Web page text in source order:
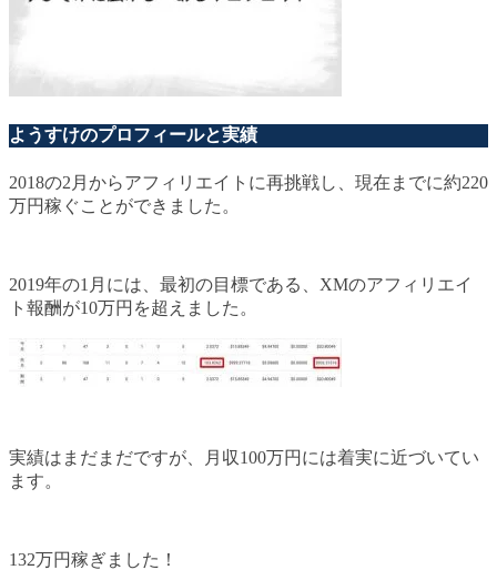
ようすけのプロフィールと実績
2018の2月からアフィリエイトに再挑戦し、現在までに約220
万円稼ぐことができました。
2019年の1月には、最初の目標である、XMのアフィリエイ
ト報酬が10万円を超えました。
実績はまだまだですが、月収100万円には着実に近づいてい
ます。
132万円稼ぎました！